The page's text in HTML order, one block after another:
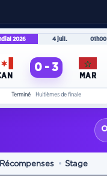
2026 4 juil. 01h00
0 - 3
MAR
Terminé Huitièmes de finale
Récompenses Stage